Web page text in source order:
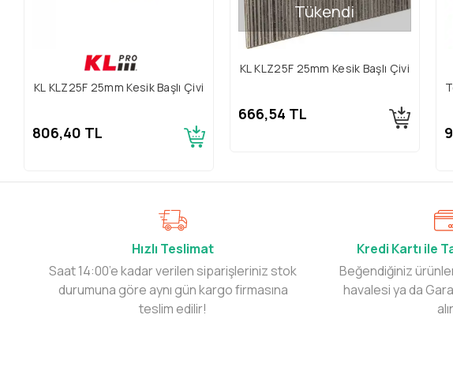
KL KLZ25F 25mm Kesik Başlı Çivi
806,40 TL
Tükendi
KL KLZ25F 25mm Kesik Başlı Çivi
666,54 TL
Hızlı Teslimat
Saat 14:00’e kadar verilen siparişleriniz stok
durumuna göre aynı gün kargo firmasına
teslim edilir!
Kredi Kartı ile
Beğendiğiniz
havalesi ya da